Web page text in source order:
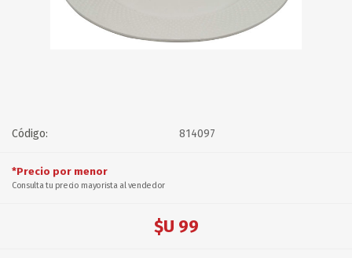
Código: 814097
*Precio por menor
Consulta tu precio mayorista al vendedor
$U 99